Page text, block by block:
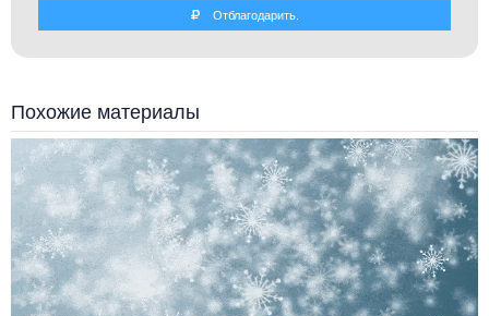
Отблагодарить.
Похожие материалы